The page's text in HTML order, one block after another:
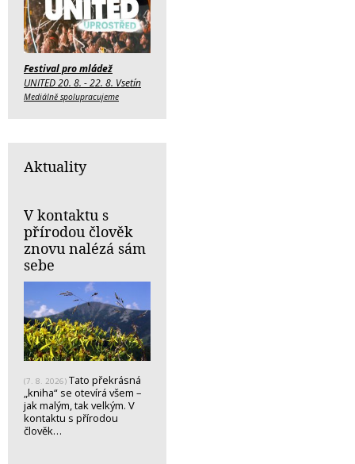
Festival pro mládež
UNITED 20. 8. - 22. 8. Vsetín
Mediálně spolupracujeme
Aktuality
V kontaktu s
přírodou člověk
znovu nalézá sám
sebe
(7. 8. 2026) Tato překrásná
„kniha“ se otevírá všem –
jak malým, tak velkým. V
kontaktu s přírodou
člověk…